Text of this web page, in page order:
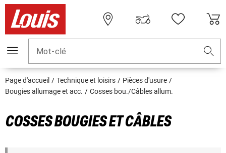
Mot-clé
Page d'accueil Technique et loisirs
Pièces d'usure
Bougies allumage et acc.
Cosses bou./Câbles allum.
COSSES BOUGIES ET CÂBLES